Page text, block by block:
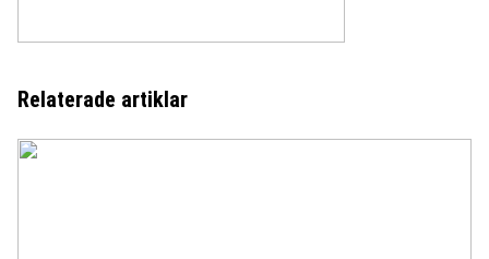
Relaterade artiklar